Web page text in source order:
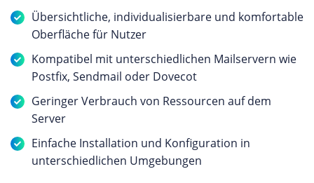
Übersichtliche, individualisierbare und komfortable
Oberfläche für Nutzer
Kompatibel mit unterschiedlichen Mailservern wie
Postfix, Sendmail oder Dovecot
Geringer Verbrauch von Ressourcen auf dem
Server
Einfache Installation und Konfiguration in
unterschiedlichen Umgebungen